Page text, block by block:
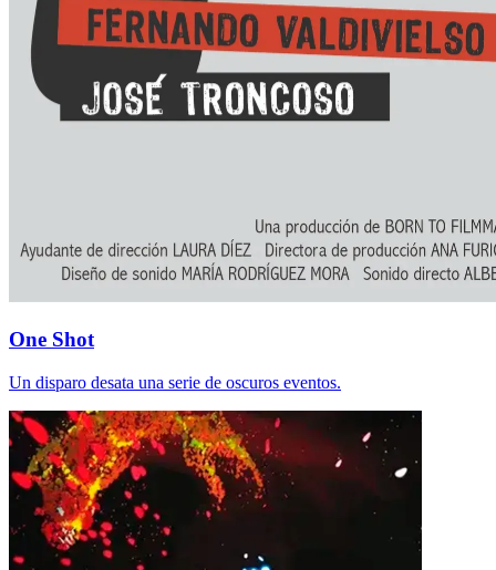
One Shot
Un disparo desata una serie de oscuros eventos.